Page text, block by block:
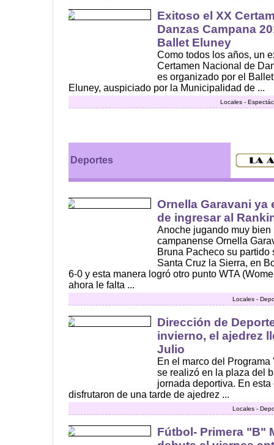
Exitoso el XX
Danzas Campana
Ballet Eluney
Como todos los años, un
Certamen Nacional de
es organizado por el
Eluney, auspiciado por la Municipalidad de ...
Locales -
Deportes
Ornella Garavani ya
de ingresar al
Anoche jugando muy bien
campanense Ornella
Bruna Pacheco su
Santa Cruz la Sierra, en
6-0 y esta manera logró otro punto WTA
ahora le falta ...
Locales -
Dirección de
invierno, el ajedrez
Julio
En el marco del
se realizó en la plaza del
jornada deportiva. En
disfrutaron de una tarde de ajedrez ...
Locales -
Fútbol- Primera "B"